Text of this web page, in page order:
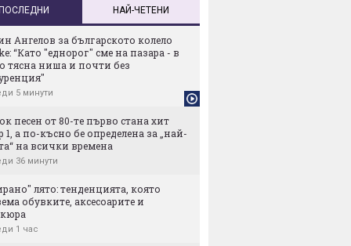
НАЙ-ЧЕТЕНИ
Ангелов за българското колело
“Като "еднорог" сме на пазара - в
тясна ниша и почти без
5 минути
песен от 80-те първо стана хит
1, а по-късно бе определена за „най-
на всички времена
36 минути
лято: тенденцията, която
обувките, аксесоарите и
1 час